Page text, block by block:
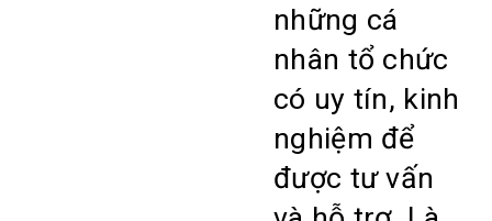
những cá
nhân tổ chức
có uy tín, kinh
nghiệm để
được tư vấn